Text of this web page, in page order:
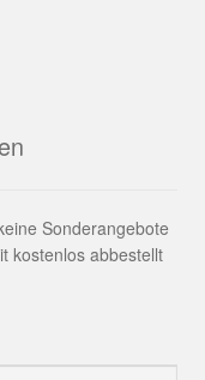
Sonderangebote
kostenlos abbestellt